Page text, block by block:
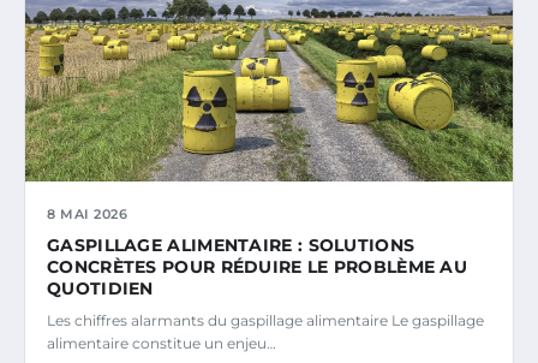
8 MAI 2026
GASPILLAGE ALIMENTAIRE : SOLUTIONS
CONCRÈTES POUR RÉDUIRE LE PROBLÈME AU
QUOTIDIEN
Les chiffres alarmants du gaspillage alimentaire Le gaspillage
alimentaire constitue un enjeu…